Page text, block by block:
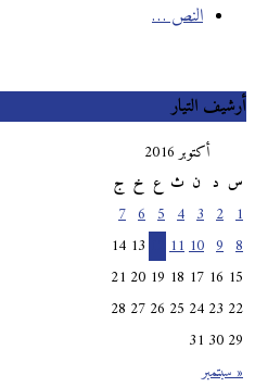
النص …
أرشيف التيار
أكتوبر 2016
س
ث خ ج
« سبتمبر
10
11
12
13
14
15
16
17
18
19
20
21
22
23
24
25
26
27
28
29
30
31